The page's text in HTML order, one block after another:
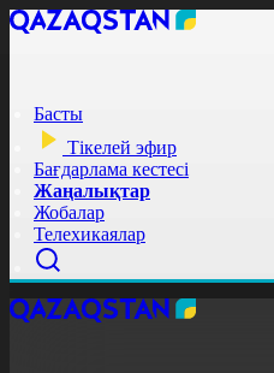
Басты
Тікелей эфир
Бағдарлама кестесі
Жаңалықтар
Жобалар
Телехикаялар